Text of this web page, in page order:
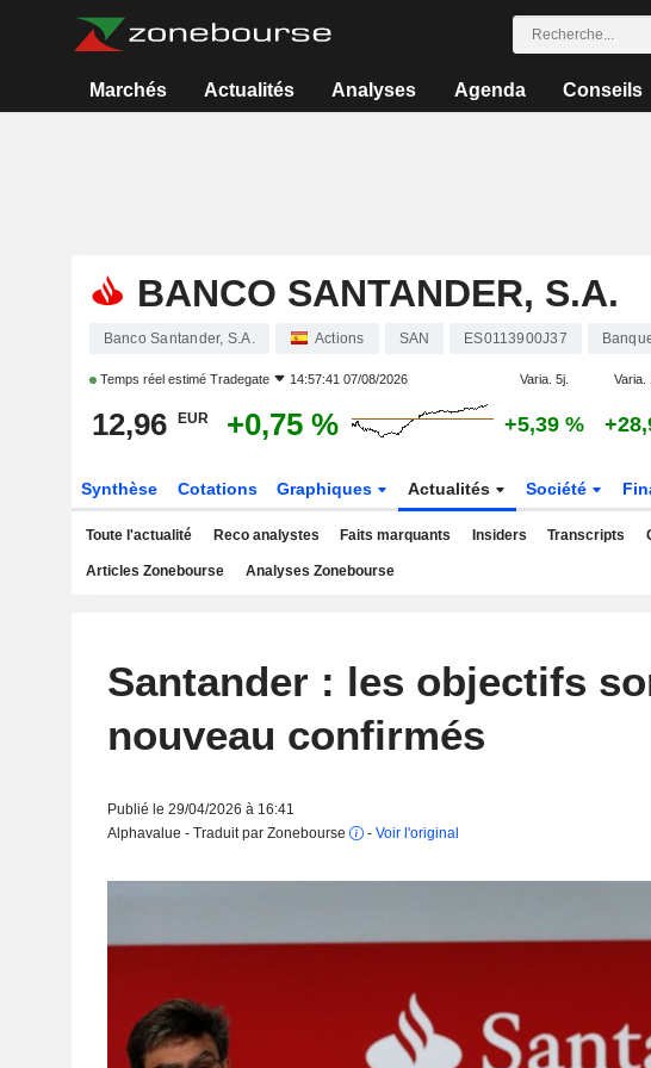
Marchés Actualités Analyses Agenda Conseils
BANCO SANTANDER, S.A.
Banco Santander, S.A. Actions SAN ES0113900J37
Temps réel estimé Tradegate 14:57:41 07/08/2026 Varia. 5j. Varia.
12,96 EUR +0,75 % +5,39 %
Synthèse Cotations Graphiques Actualités Société
Toute l'actualité Reco analystes Faits marquants Insiders Transcripts
Articles Zonebourse Analyses Zonebourse
Santander : les objectifs
nouveau confirmés
Publié le 29/04/2026 à 16:41
Alphavalue - Traduit par Zonebourse
- Voir l'original